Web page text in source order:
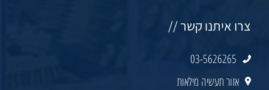
צרו איתנו קשר //
03-5626265
אזור תעשיה מילאות